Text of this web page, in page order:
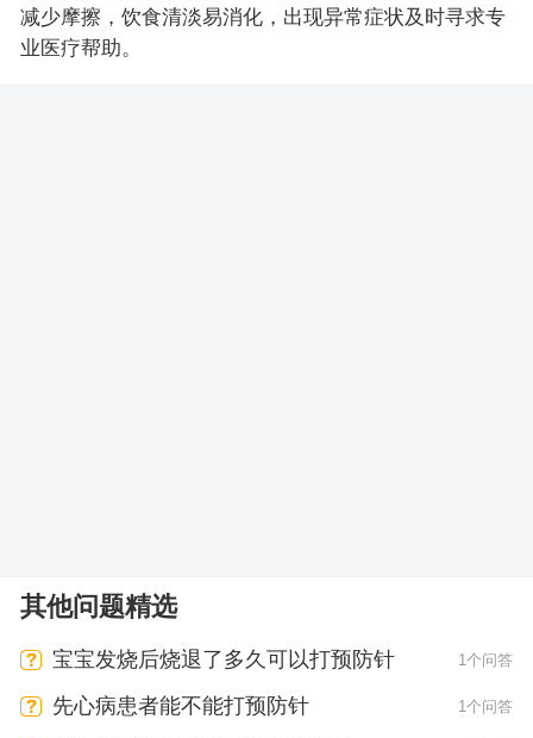
减少摩擦，饮食清淡易消化，出现异常症状及时寻求专
业医疗帮助。
其他问题精选
宝宝发烧后烧退了多久可以打预防针 1个问答
先心病患者能不能打预防针 1个问答